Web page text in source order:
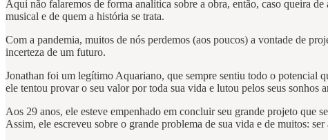
Aqui não falaremos de forma analítica sobre a obra, então, caso queira
musical e de quem a história se trata.
Com a pandemia, muitos de nós perdemos (aos poucos) a vontade de
incerteza de um futuro.
Jonathan foi um legítimo Aquariano, que sempre sentiu todo o potencial
ele tentou provar o seu valor por toda sua vida e lutou pelos seus sonhos
Aos 29 anos, ele esteve empenhado em concluir seu grande projeto que
Assim, ele escreveu sobre o grande problema de sua vida e de muitos: ser